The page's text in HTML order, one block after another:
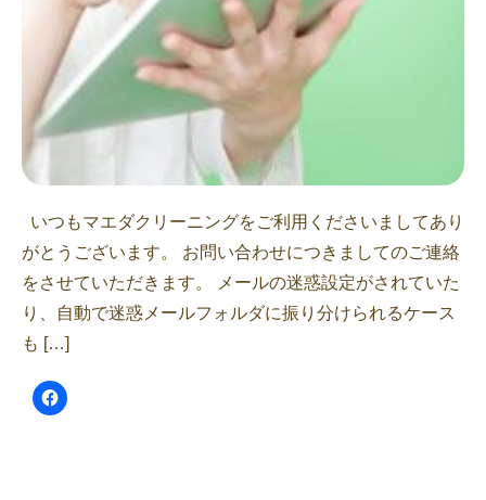
いつもマエダクリーニングをご利用くださいましてあり
がとうございます。 お問い合わせにつきましてのご連絡
をさせていただきます。 メールの迷惑設定がされていた
り、自動で迷惑メールフォルダに振り分けられるケース
も […]